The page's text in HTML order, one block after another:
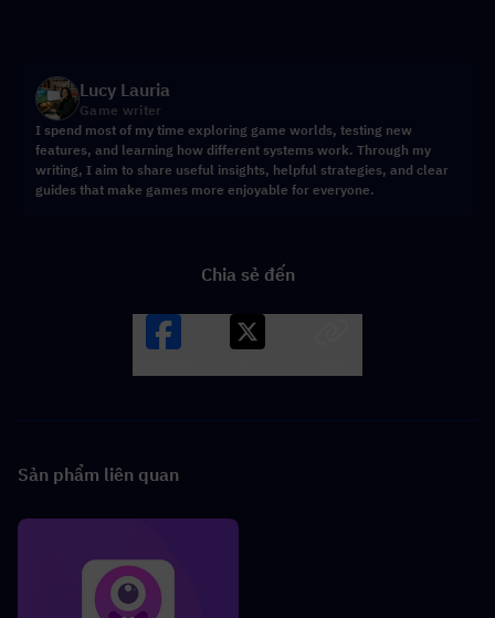
Lucy Lauria
Game writer
I spend most of my time exploring game worlds, testing new
features, and learning how different systems work. Through my
writing, I aim to share useful insights, helpful strategies, and clear
guides that make games more enjoyable for everyone.
Chia sẻ đến
Sản phẩm liên quan